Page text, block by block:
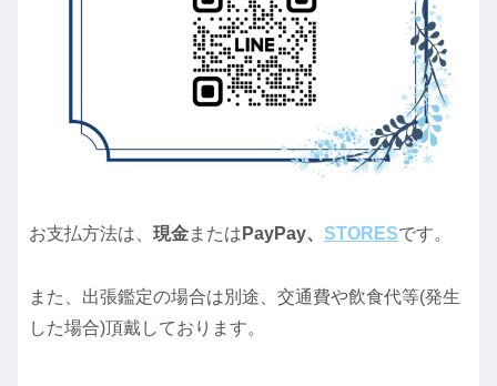
お支払方法は、 現金または PayPay、 STORESです。
また、出張鑑定の場合は別途、交通費や飲食代等(発生
した場合)頂戴しております。